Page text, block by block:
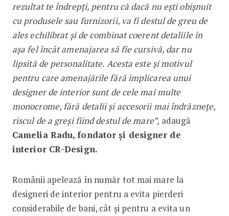
rezultat te îndrepți, pentru că dacă nu ești obișnuit
cu produsele sau furnizorii, va fi destul de greu de
ales echilibrat și de combinat coerent detaliile în
așa fel încât amenajarea să fie cursivă, dar nu
lipsită de personalitate. Acesta este și motivul
pentru care amenajările fără implicarea unui
designer de interior sunt de cele mai multe
monocrome, fără detalii și accesorii mai îndrăznețe,
riscul de a greși fiind destul de mare”, adaugă
Camelia Radu, fondator și designer de
interior CR-Design.
Românii apelează în număr tot mai mare la
designeri de interior pentru a evita pierderi
considerabile de bani, cât și pentru a evita un